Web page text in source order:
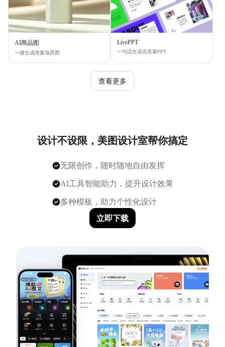
AI商品图
一键生成海量场景图
LivePPT
一句话生成高质量PPT
查看更多
设计不设限，美图设计室帮你搞定
无限创作，随时随地自由发挥
AI工具智能助力，提升设计效果
多种模板，助力个性化设计
立即下载